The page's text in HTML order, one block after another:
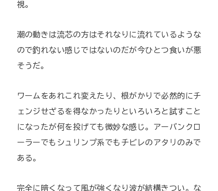
視。
潮の動きは流芯の方はそれなりに流れているような
ので釣れない感じではないのだが今ひとつ食いが悪
そうだ。
ワームをあれこれ変えたり、根がかりで必然的にチ
ェンジせざるを得なかったりといろいろと試すこと
になったが何を投げても微妙な感じ。アーバンクロ
ーラーでもシュリンプ系でもチビレのアタリのみで
ある。
完全に暗くなって風が強くなり波が結構きつい。な